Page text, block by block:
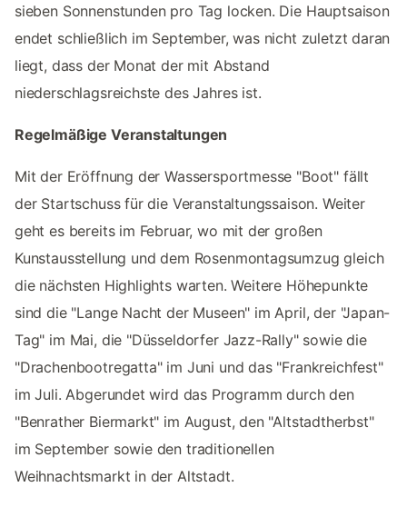
sieben Sonnenstunden pro Tag locken. Die Hauptsaison
endet schließlich im September, was nicht zuletzt daran
liegt, dass der Monat der mit Abstand
niederschlagsreichste des Jahres ist.
Regelmäßige Veranstaltungen
Mit der Eröffnung der Wassersportmesse "Boot" fällt
der Startschuss für die Veranstaltungssaison. Weiter
geht es bereits im Februar, wo mit der großen
Kunstausstellung und dem Rosenmontagsumzug gleich
die nächsten Highlights warten. Weitere Höhepunkte
sind die "Lange Nacht der Museen" im April, der "Japan-
Tag" im Mai, die "Düsseldorfer Jazz-Rally" sowie die
"Drachenbootregatta" im Juni und das "Frankreichfest"
im Juli. Abgerundet wird das Programm durch den
"Benrather Biermarkt" im August, den "Altstadtherbst"
im September sowie den traditionellen
Weihnachtsmarkt in der Altstadt.